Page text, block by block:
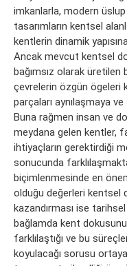
imkanlarla, modern
tasarımların kentsel
kentlerin dinamik
Ancak mevcut kentsel
bağımsız olarak
çevrelerin özgün ögeleri
parçaları aynılaşmaya
Buna rağmen insan ve
meydana gelen kentler,
ihtiyaçların gerektirdiği
sonucunda
biçimlenmesinde en
olduğu değerleri kentsel
kazandırması ise
bağlamda kent
farklılaştığı ve bu
koyulacağı sorusu